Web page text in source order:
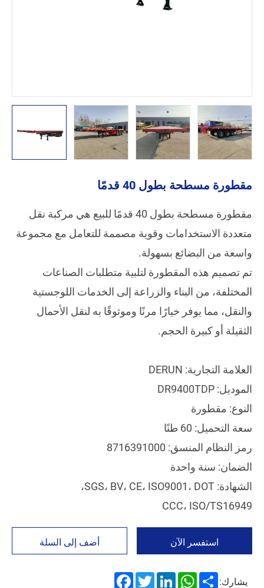
مقطورة مسطحة بطول 40 قدمًا
مقطورة مسطحة بطول 40 قدمًا للبيع هي مركبة نقل
متعددة الاستخدامات وقوية مصممة للتعامل مع مجموعة
واسعة من البضائع بسهولة.
تم تصميم هذه المقطورة لتلبية متطلبات الصناعات
المختلفة، من البناء والزراعة إلى الخدمات اللوجستية
والنقل، مما يوفر خيارًا مرنًا وموثوقًا به لنقل الأحمال
الثقيلة أو كبيرة الحجم.
العلامة التجارية: DERUN
الموديل: DR9400TDP
النوع: مقطورة
سعة التحميل: 60 طنًا
رمز النظام المنسق: 8716391000
الضمان: سنة واحدة
الشهادة: SGS، BV، CE، ISO9001، DOT،
CCC، ISO/TS16949
استفسر الآن أضف إلى السلة
يشارك: FacebookTwitterLinkedIn
WhatsApp Share